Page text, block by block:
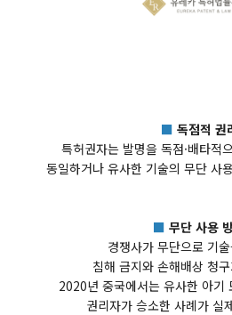
■ 독점적 권
특허권자는 발명을 독점·배타적
동일하거나 유사한 기술의 무단 사
■ 무단 사용
경쟁사가 무단으로 기
침해 금지와 손해배상 청
2020년 중국에서는 유사한 아기
권리자가 승소한 사례가 실